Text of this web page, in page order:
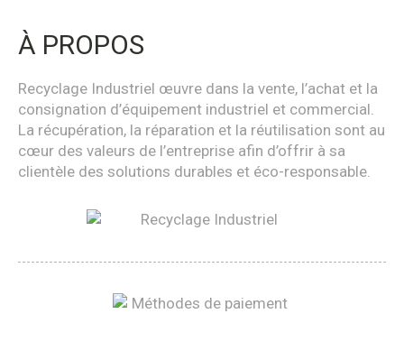
À PROPOS
Recyclage Industriel œuvre dans la vente, l’achat et la
consignation d’équipement industriel et commercial.
La récupération, la réparation et la réutilisation sont au
cœur des valeurs de l’entreprise afin d’offrir à sa
clientèle des solutions durables et éco-responsable.